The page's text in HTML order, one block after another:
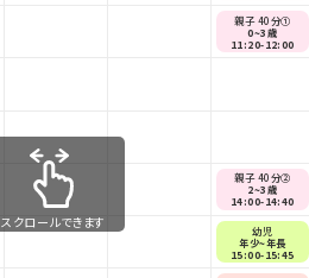
親子 40分①
0~3歳
11:20-12:00
親子 40分②
2~3歳
14:00-14:40
幼児
年少~年長
15:00-15:45
スクロールできます